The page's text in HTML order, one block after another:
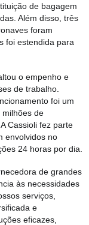
de bagagem
Além disso, três
foram
foi estendida para
o empenho e
de trabalho.
foi um
de
Cassioli fez parte
envolvidos no
24 horas por dia.
de grandes
às necessidades
serviços,
e
eficazes,